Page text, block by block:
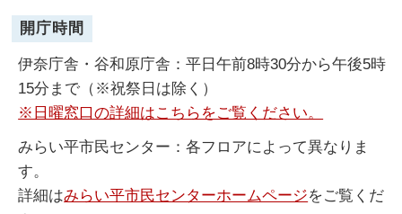
開庁時間
伊奈庁舎・谷和原庁舎：平日午前8時30分から午後5時
15分まで（※祝祭日は除く）
※日曜窓口の詳細はこちらをご覧ください。
みらい平市民センター：各フロアによって異なりま
す。
詳細はみらい平市民センターホームページをご覧くだ